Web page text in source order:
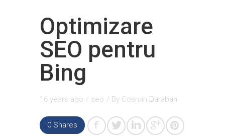
Optimizare
SEO pentru
Bing
16 years ago / seo / By Cosmin Daraban
0 Shares